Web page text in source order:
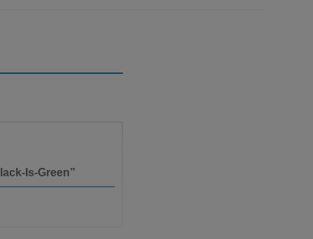
Is-Green”